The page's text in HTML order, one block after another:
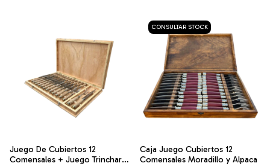
Juego De Cubiertos 12
Comensales + Juego Trinchar
Caja Juego Cubiertos 12
Comensales Moradillo y Alpaca